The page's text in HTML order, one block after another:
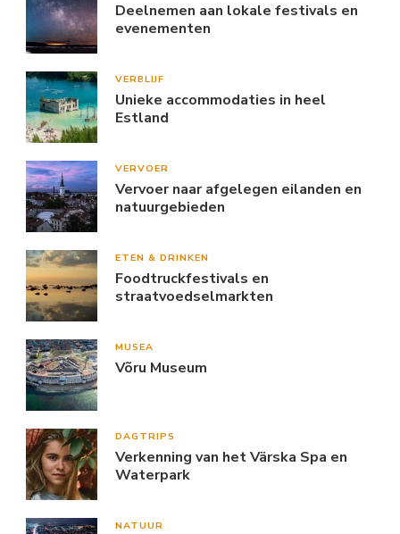
Deelnemen aan lokale festivals en
evenementen
VERBLIJF
Unieke accommodaties in heel
Estland
VERVOER
Vervoer naar afgelegen eilanden en
natuurgebieden
ETEN & DRINKEN
Foodtruckfestivals en
straatvoedselmarkten
MUSEA
Võru Museum
DAGTRIPS
Verkenning van het Värska Spa en
Waterpark
NATUUR